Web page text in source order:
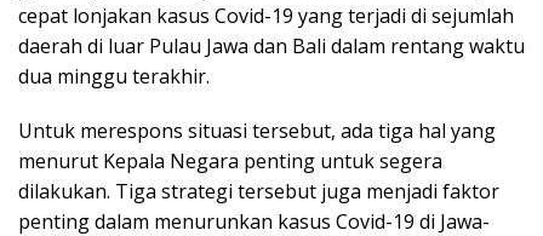
cepat lonjakan kasus Covid-19 yang terjadi di sejumlah
daerah di luar Pulau Jawa dan Bali dalam rentang waktu
dua minggu terakhir.
Untuk merespons situasi tersebut, ada tiga hal yang
menurut Kepala Negara penting untuk segera
dilakukan. Tiga strategi tersebut juga menjadi faktor
penting dalam menurunkan kasus Covid-19 di Jawa-